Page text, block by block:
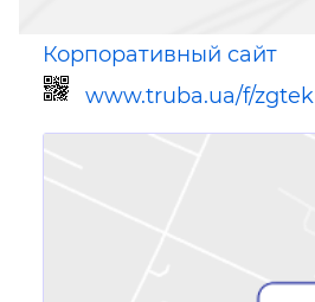
Корпоративный сайт
www.truba.ua/f/zgtek
Ссылка для мобильных устройств